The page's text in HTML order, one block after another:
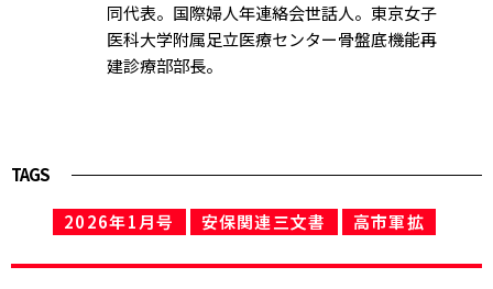
同代表。国際婦人年連絡会世話人。東京女子
医科大学附属足立医療センター骨盤底機能再
建診療部部長。
TAGS
2026年1月号 安保関連三文書 高市軍拡